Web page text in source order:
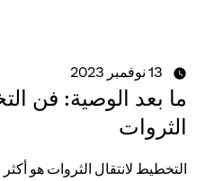
ما بعد الوصية: فن
الثروات
التخطيط لانتقال الثروات هو